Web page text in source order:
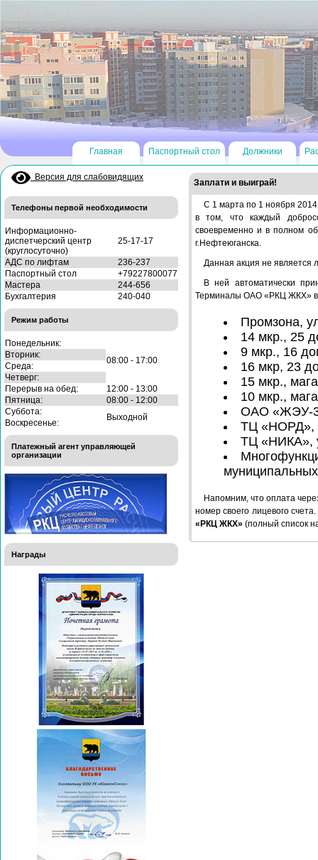
Главная Паспортный стол Должники
Версия для слабовидящих
Телефоны первой необходимости
Информационно-
диспетчерский центр
(круглосуточно)
25-17-17
АДС по лифтам
236-237
Паспортный стол
+79227800077
Мастера
244-656
Бухгалтерия
240-040
Режим работы
Понедельник:
08:00 - 17:00
Вторник:
Среда:
Четверг:
Перерыв на обед:
12:00 - 13:00
Пятница:
08:00 - 12:00
Суббота:
Выходной
Воскресенье:
Платежный агент управляющей
организации
Награды
Заплати и выиграй!
С 1 марта по 1 ноября
в том, что каждый
своевременно и в полном
г.Нефтеюганска.
Данная акция не является
В ней автоматически
Терминалы ОАО «РКЦ ЖКХ» в
Промзона,
14 мкр., 25
9 мкр., 16
16 мкр, 23
15 мкр.,
10 мкр.,
ОАО «ЖЭУ-
ТЦ «НОРД»,
ТЦ «НИКА»,
муниципальных
Напомним, что оплата
номер своего лицевого
«РКЦ ЖКХ» (полный список